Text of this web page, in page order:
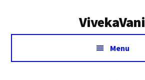
VivekaVani
Voice
Vivekananda
Menu